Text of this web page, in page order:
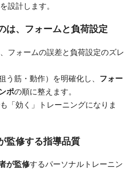
設計します。
は、フォームと負荷設定
フォームの誤差と負荷設定のズレ
う筋・動作）を明確化し、 フォー
ポの順に整えます。
「効く」トレーニングになりま
監修する指導品質
が監修するパーソナルトレーニン